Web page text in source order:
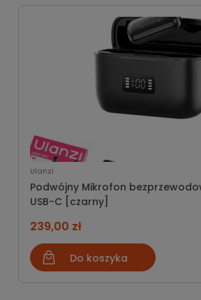
Ulanzi
Podwójny Mikrofon
USB-C [czarny]
239,00 zł
Do koszyka